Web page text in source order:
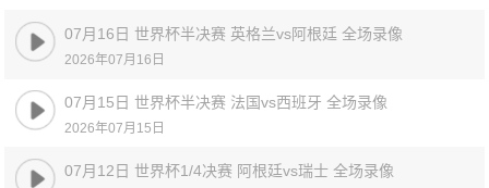
07月16日 世界杯半决赛 英格兰vs阿根廷 全场录像
2026年07月16日
07月15日 世界杯半决赛 法国vs西班牙 全场录像
2026年07月15日
07月12日 世界杯1/4决赛 阿根廷vs瑞士 全场录像